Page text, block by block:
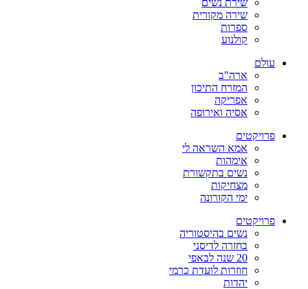
שירה מקורית
ספרות
קולנוע
עולם
ארה"ב
המזרח התיכון
אפריקה
אסיה ואירופה
פרויקטים
אמא השראה לי
אימהות
נשים בתקשורת
מצחיקות
ימי הקורונה
פרויקטים
נשים בהיסטוריה
בחזרה לדיסני
20 שנה לבאפי
חוזרות לועדת כרמי
יהדות